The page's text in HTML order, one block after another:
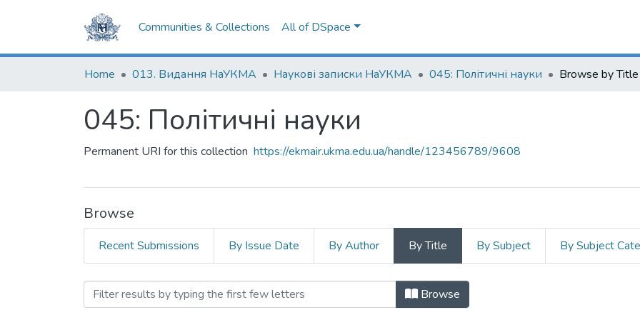
Communities & Collections All of DSpace
Home 013. Видання НаУКМА Наукові записки НаУКМА 045: Політичні науки Browse by Title
045: Політичні науки
Permanent URI for this collection https://ekmair.ukma.edu.ua/handle/123456789/9608
Browse
Recent Submissions By Issue Date By Author By Title By Subject By Subject
Browsing 045: Політичні науки by Title
Browse